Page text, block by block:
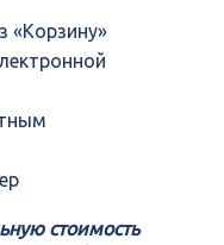
«Корзину»
стоимость